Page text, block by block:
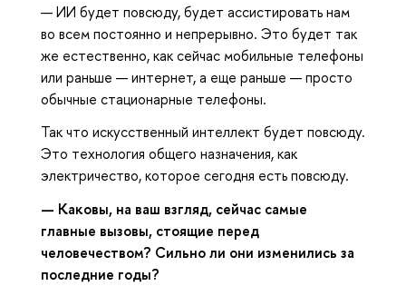
— ИИ будет повсюду, будет ассистировать нам
во всем постоянно и непрерывно. Это будет так
же естественно, как сейчас мобильные телефоны
или раньше — интернет, а еще раньше — просто
обычные стационарные телефоны.
Так что искусственный интеллект будет повсюду.
Это технология общего назначения, как
электричество, которое сегодня есть повсюду.
— Каковы, на ваш взгляд, сейчас самые
главные вызовы, стоящие перед
человечеством? Сильно ли они изменились за
последние годы?